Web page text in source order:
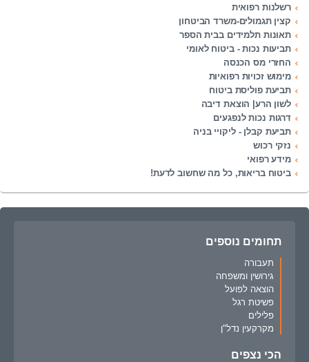
רשלנות רפואית
קצין תגמולים-משרד הביטחון
תאונות תלמידים בבית הספר
תביעות נכות - ביטוח לאומי
החזרי מס הכנסה
מימוש זכויות רפואיות
תביעת פוליסת ביטוח
לשון הרע| הוצאת דיבה
דרגות נכות לנפגעים
תביעת קבלן - ליקויי בניה
נזקי רכוש
מידע רפואי
ביטוח בריאות, כל מה שחשוב לדעת!
תחומים נוספים
תעבורה
גירושין ומשפחה
הוצאה לפועל
פשיטת רגל
פלילים
מקרקעין נדל"ן
הכי נצפים